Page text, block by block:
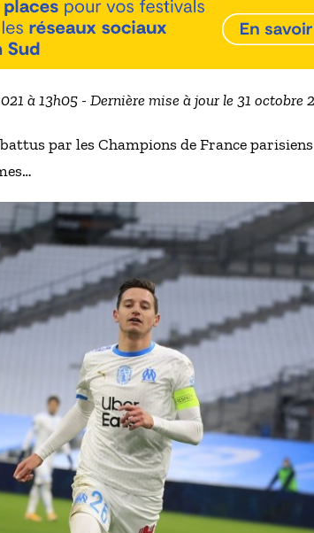
à 13h05 - Dernière mise à jour le 31 octobre
par les Champions de France